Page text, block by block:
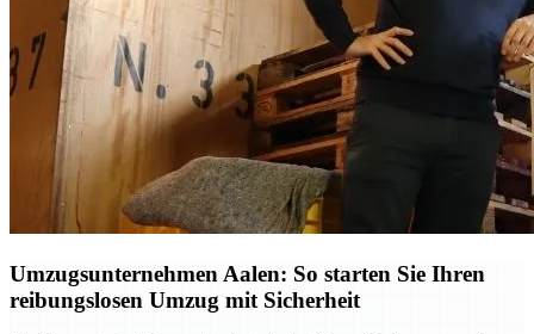
Umzugsunternehmen Aalen: So starten Sie Ihren
reibungslosen Umzug mit Sicherheit